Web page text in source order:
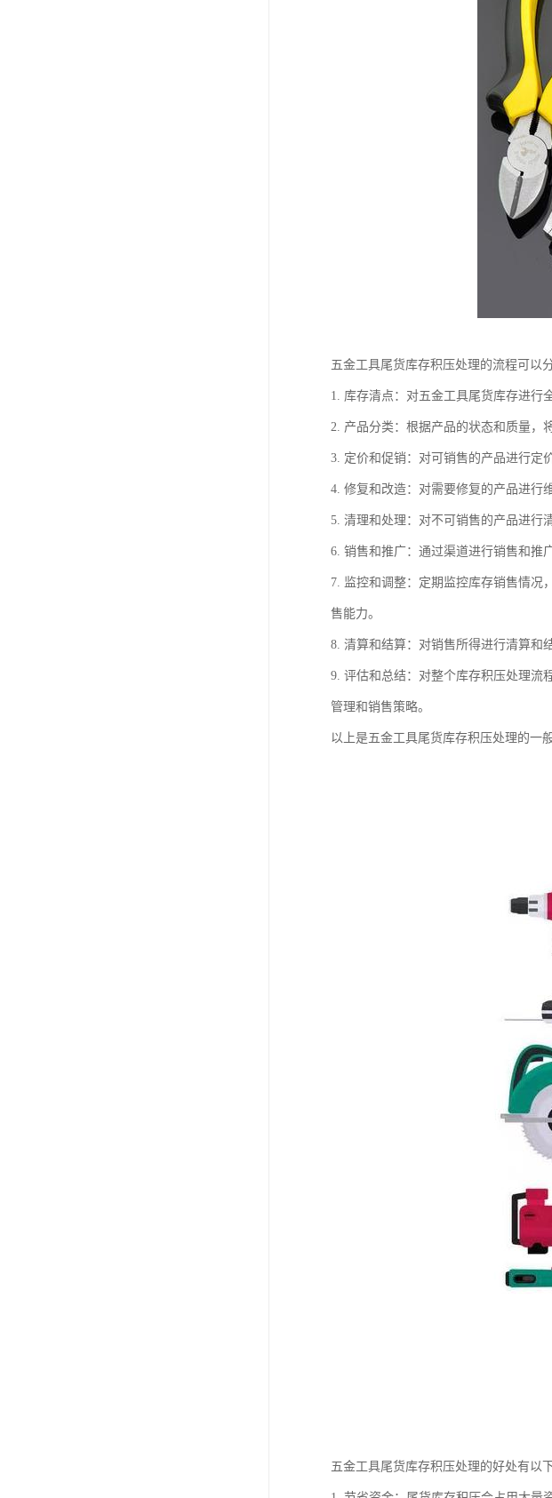
五金工具尾货库存积压处理的流程可以
1. 库存清点：对五金工具尾货库存进行
2. 产品分类：根据产品的状态和质量，
3. 定价和促销：对可销售的产品进行定
4. 修复和改造：对需要修复的产品进行
5. 清理和处理：对不可销售的产品进行
6. 销售和推广：通过渠道进行销售和推
7. 监控和调整：定期监控库存销售情况
售能力。
8. 清算和结算：对销售所得进行清算和
9. 评估和总结：对整个库存积压处理流
管理和销售策略。
以上是五金工具尾货库存积压处理的一
五金工具尾货库存积压处理的好处有以下